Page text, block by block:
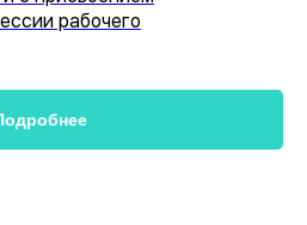
рабочего